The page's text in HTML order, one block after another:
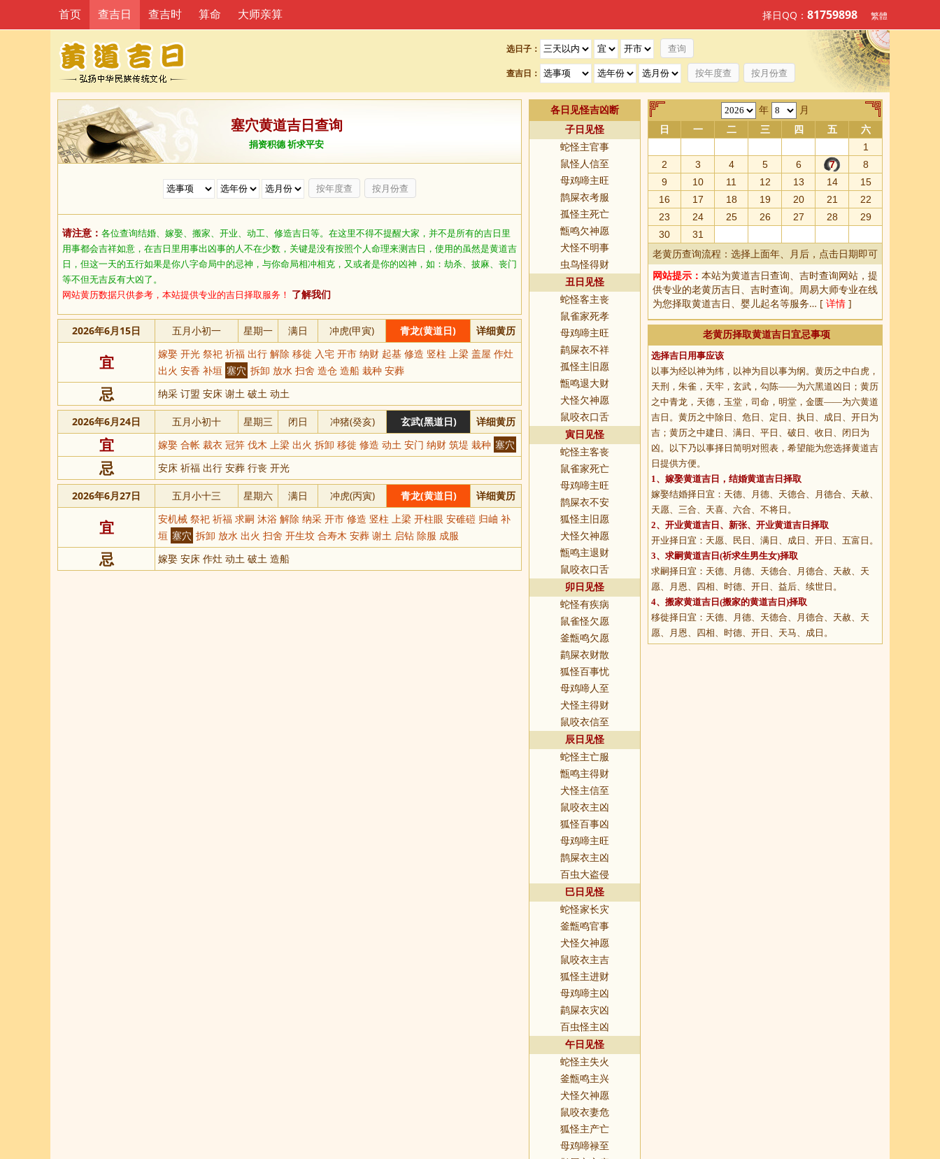
选日子：
查吉日： 按年度查 按月份查
首页 查吉日 查吉时 算命 大师亲算 择日QQ： 81759898 繁體
塞穴黄道吉日查询
捐资积德 祈求平安
按年度查 按月份查
请注意： 各位查询结婚、嫁娶、搬家、开业、动工、修造吉日等。在这里不得不提醒大家，并不是所有的吉日里
用事都会吉祥如意，在吉日里用事出凶事的人不在少数，关键是没有按照个人命理来测吉日，使用的虽然是黄道吉
日，但这一天的五行如果是你八字命局中的忌神，与你命局相冲相克，又或者是你的凶神，如：劫杀、披麻、丧门
等不但无吉反有大凶了。
网站黄历数据只供参考，本站提供专业的吉日择取服务！ 了解我们
2026年6月15日 五月小初一 星期一 满日 冲虎(甲寅) 青龙(黄道日) 详细黄历
宜
嫁娶 开光 祭祀 祈福 出行 解除 移徙 入宅 开市 纳财 起基 修造 竖柱 上梁 盖屋 作灶
出火 安香 补垣 塞穴 拆卸 放水 扫舍 造仓 造船 栽种 安葬
忌 纳采 订盟 安床 谢土 破土 动土
2026年6月24日 五月小初十 星期三 闭日 冲猪(癸亥) 玄武(黑道日) 详细黄历
宜 嫁娶 合帐 裁衣 冠笄 伐木 上梁 出火 拆卸 移徙 修造 动土 安门 纳财 筑堤 栽种 塞穴
忌 安床 祈福 出行 安葬 行丧 开光
2026年6月27日 五月小十三 星期六 满日 冲虎(丙寅) 青龙(黄道日) 详细黄历
宜
安机械 祭祀 祈福 求嗣 沐浴 解除 纳采 开市 修造 竖柱 上梁 开柱眼 安碓磑 归岫 补
垣 塞穴 拆卸 放水 出火 扫舍 开生坟 合寿木 安葬 谢土 启钻 除服 成服
忌 嫁娶 安床 作灶 动土 破土 造船
各日见怪吉凶断
子日见怪
蛇怪主官事
鼠怪人信至
母鸡啼主旺
鹊屎衣考服
孤怪主死亡
甑鸣欠神愿
犬怪不明事
虫鸟怪得财
丑日见怪
蛇怪客主丧
鼠雀家死孝
母鸡啼主旺
鹋屎衣不祥
孤怪主旧愿
甑鸣退大财
犬怪欠神愿
鼠咬衣口舌
寅日见怪
蛇怪主客丧
鼠雀家死亡
母鸡啼主旺
鹊屎衣不安
狐怪主旧愿
犬怪欠神愿
甑鸣主退财
鼠咬衣口舌
卯日见怪
蛇怪有疾病
鼠雀怪欠愿
釜甑鸣欠愿
鹋屎衣财散
狐怪百事忧
母鸡啼人至
犬怪主得财
鼠咬衣信至
辰日见怪
蛇怪主亡服
甑鸣主得财
犬怪主信至
鼠咬衣主凶
狐怪百事凶
母鸡啼主旺
鹊屎衣主凶
百虫大盗侵
巳日见怪
蛇怪家长灾
釜甑鸣官事
犬怪欠神愿
鼠咬衣主吉
狐怪主进财
母鸡啼主凶
鹋屎衣灾凶
百虫怪主凶
午日见怪
蛇怪主失火
釜甑鸣主兴
犬怪欠神愿
鼠咬衣妻危
狐怪主产亡
母鸡啼禄至
年 月
日 一 二 三 四 五
六
1
2
3 4 5 6 7
8
9
10 11 12 13 14
15
16
17 18 19 20 21
22
23
24 25 26 27 28
29
30
31
老黄历查询流程：选择上面年、月后，点击日期即可
网站提示： 本站为黄道吉日查询、 吉时查询网站，提
供专业的老黄历吉日、吉时查询。周易大师专业在线
为您择取黄道吉日、婴儿起名等服务… [ 详情 ]
老黄历择取黄道吉日宜忌事项
选择吉日用事应该
以事为经以神为纬，以神为目以事为纲。黄历之中白虎，
天刑，朱雀，天牢，玄武，勾陈——为六黑道凶日；黄历
之中青龙，天德，玉堂，司命，明堂，金匮——为六黄道
吉日。黄历之中除日、危日、定日、执日、成日、开日为
吉；黄历之中建日、满日、平日、破日、收日、闭日为
凶。以下乃以事择日简明对照表，希望能为您选择黄道吉
日提供方便。
1、 嫁娶黄道吉日 ，结婚黄道吉日择取
嫁娶结婚择日宜：天德、月德、天德合、月德合、天赦、
天愿、三合、天喜、六合、不将日。
2、 开业黄道吉日 、新张、开业黄道吉日择取
开业择日宜：天愿、民日、满日、成日、开日、五富日。
3、 求嗣黄道吉日 (祈求生男生女)择取
求嗣择日宜：天德、月德、天德合、月德合、天赦、天
愿、月恩、四相、时德、开日、益后、续世日。
4、 搬家黄道吉日 (搬家的黄道吉日)择取
移徙择日宜：天德、月德、天德合、月德合、天赦、天
愿、月恩、四相、时德、开日、天马、成日。